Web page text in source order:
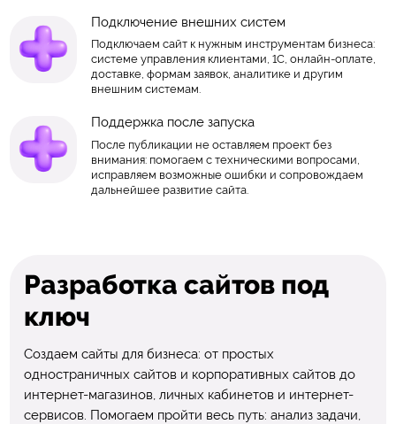
Подключение внешних систем
Подключаем сайт к нужным инструментам бизнеса:
системе управления клиентами, 1С, онлайн-оплате,
доставке, формам заявок, аналитике и другим
внешним системам.
Поддержка после запуска
После публикации не оставляем проект без
внимания: помогаем с техническими вопросами,
исправляем возможные ошибки и сопровождаем
дальнейшее развитие сайта.
Разработка сайтов под
ключ
Создаем сайты для бизнеса: от простых
одностраничных сайтов и корпоративных сайтов до
интернет-магазинов, личных кабинетов и интернет-
сервисов. Помогаем пройти весь путь: анализ задачи,